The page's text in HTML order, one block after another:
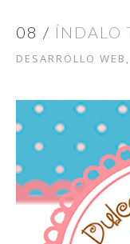
08 / ÍNDALO
DESARROLLO